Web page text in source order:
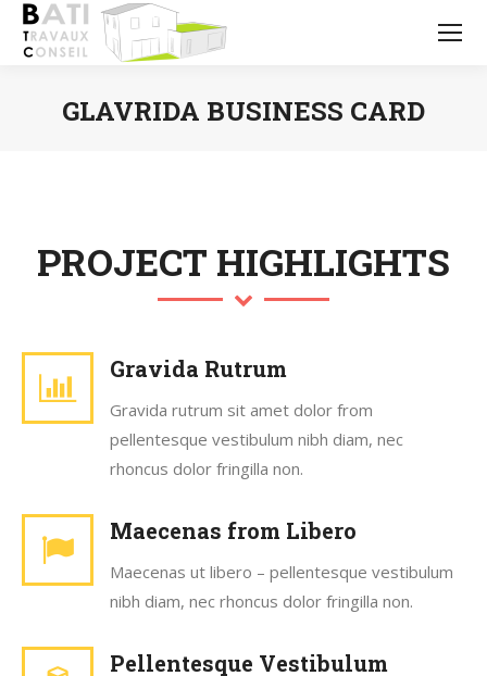
GLAVRIDA BUSINESS CARD
PROJECT HIGHLIGHTS
Gravida Rutrum
Gravida rutrum sit amet dolor from
pellentesque vestibulum nibh diam, nec
rhoncus dolor fringilla non.
Maecenas from Libero
Maecenas ut libero – pellentesque vestibulum
nibh diam, nec rhoncus dolor fringilla non.
Pellentesque Vestibulum